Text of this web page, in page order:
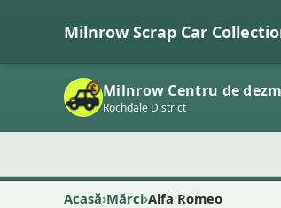
Milnrow Scrap Car
Milnrow Centru de
Rochdale District
Acasă Mărci Alfa Romeo